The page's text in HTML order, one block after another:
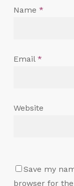
Name *
Email *
Website
Save my
browser for